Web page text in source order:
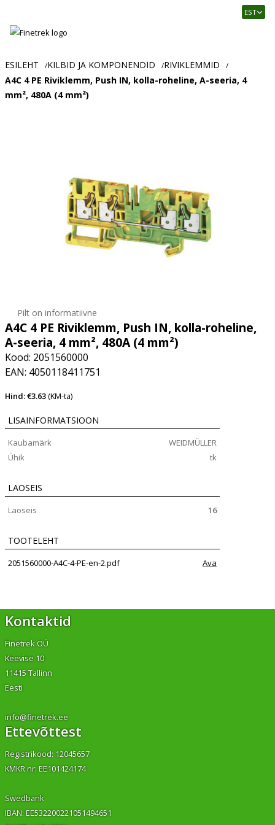
Usaldusväärne
ja
tööstusautomaatika
pood
EST
ESILEHT /KILBID JA KOMPONENDID /RIVIKLEMMID /
A4C 4 PE Riviklemm, Push IN, kolla-roheline, A-seeria, 4
mm², 480A (4 mm²)
Pilt on informatiivne
A4C 4 PE Riviklemm, Push IN, kolla-roheline,
A-seeria, 4 mm², 480A (4 mm²)
Kood: 2051560000
EAN: 4050118411751
Hind: €3.63(KM-ta)
LISAINFORMATSIOON
Kaubamärk
WEIDMÜLLER
Ühik
tk
LAOSEIS
Laoseis 16
TOOTELEHT
2051560000-A4C-4-PE-en-2.pdf Ava
Kontaktid
Finetrek OÜ
Keevise 10
11415 Tallinn
Eesti
info@finetrek.ee
Ettevõttest
Registrikood: 12045657
KMKR nr: EE101424174
Swedbank
IBAN: EE532200221051494651